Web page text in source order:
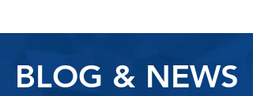
BLOG & NEWS